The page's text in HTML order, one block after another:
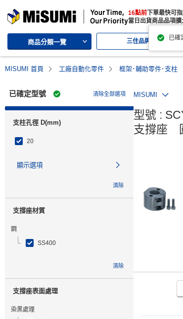
MISUMI | Your Time, Our Priority 16點前 下單最快可
當日出貨商品品項擴
商品分類一覽 三住品牌
MISUMI 首頁 工廠自動化零件 框架･輔助零件･支柱
已確定型號 清除全部選項
支柱孔徑 D(mm)
20
顯示選項
清除
支撐座材質
鋼
SS400
清除
支撐座表面處理
染黑處理
MISUMI
型號 :
支撐座　